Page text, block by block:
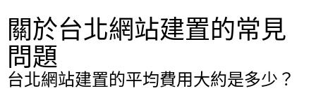
關於台北網站建置的常見
問題
台北網站建置的平均費用大約是多少？